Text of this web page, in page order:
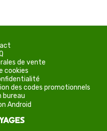
de vente
cookies
des codes promotionnels
bureau
Android